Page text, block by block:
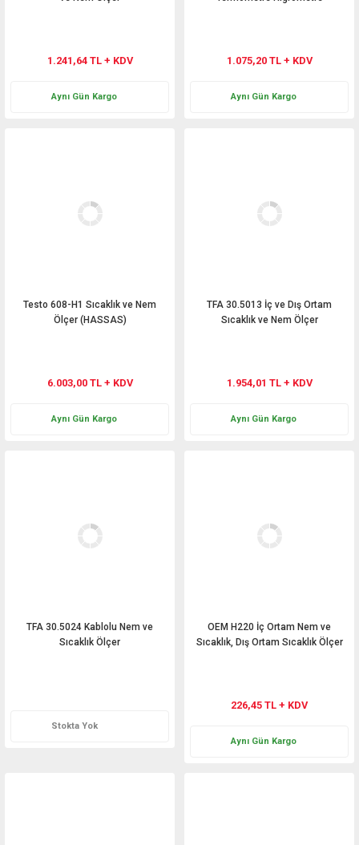
1.241,64 TL + KDV
Aynı Gün Kargo
1.075,20 TL + KDV
Aynı Gün Kargo
Testo 608-H1 Sıcaklık ve Nem
Ölçer (HASSAS)
6.003,00 TL + KDV
Aynı Gün Kargo
TFA 30.5013 İç ve Dış Ortam
Sıcaklık ve Nem Ölçer
1.954,01 TL + KDV
Aynı Gün Kargo
TFA 30.5024 Kablolu Nem ve
Sıcaklık Ölçer
Stokta Yok
OEM H220 İç Ortam Nem ve
Sıcaklık, Dış Ortam Sıcaklık Ölçer
226,45 TL + KDV
Aynı Gün Kargo